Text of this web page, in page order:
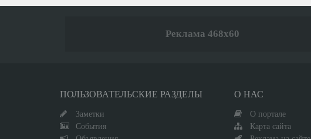
Реклама 468x60
ПОЛЬЗОВАТЕЛЬСКИЕ РАЗДЕЛЫ
Заметки
События
О НАС
О портале
Карта сайта